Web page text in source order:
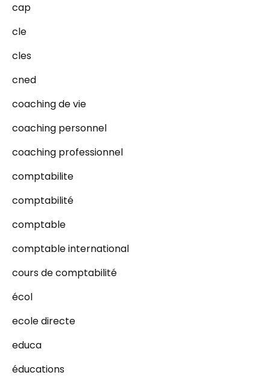
cap
cle
cles
cned
coaching de vie
coaching personnel
coaching professionnel
comptabilite
comptabilité
comptable
comptable international
cours de comptabilité
écol
ecole directe
educa
éducations